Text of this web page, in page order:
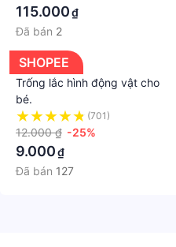
115.000₫
Đã bán 2
SHOPEE
Trống lắc hình động vật cho
bé.
(701)
12.000 ₫ -25%
9.000₫
Đã bán 127